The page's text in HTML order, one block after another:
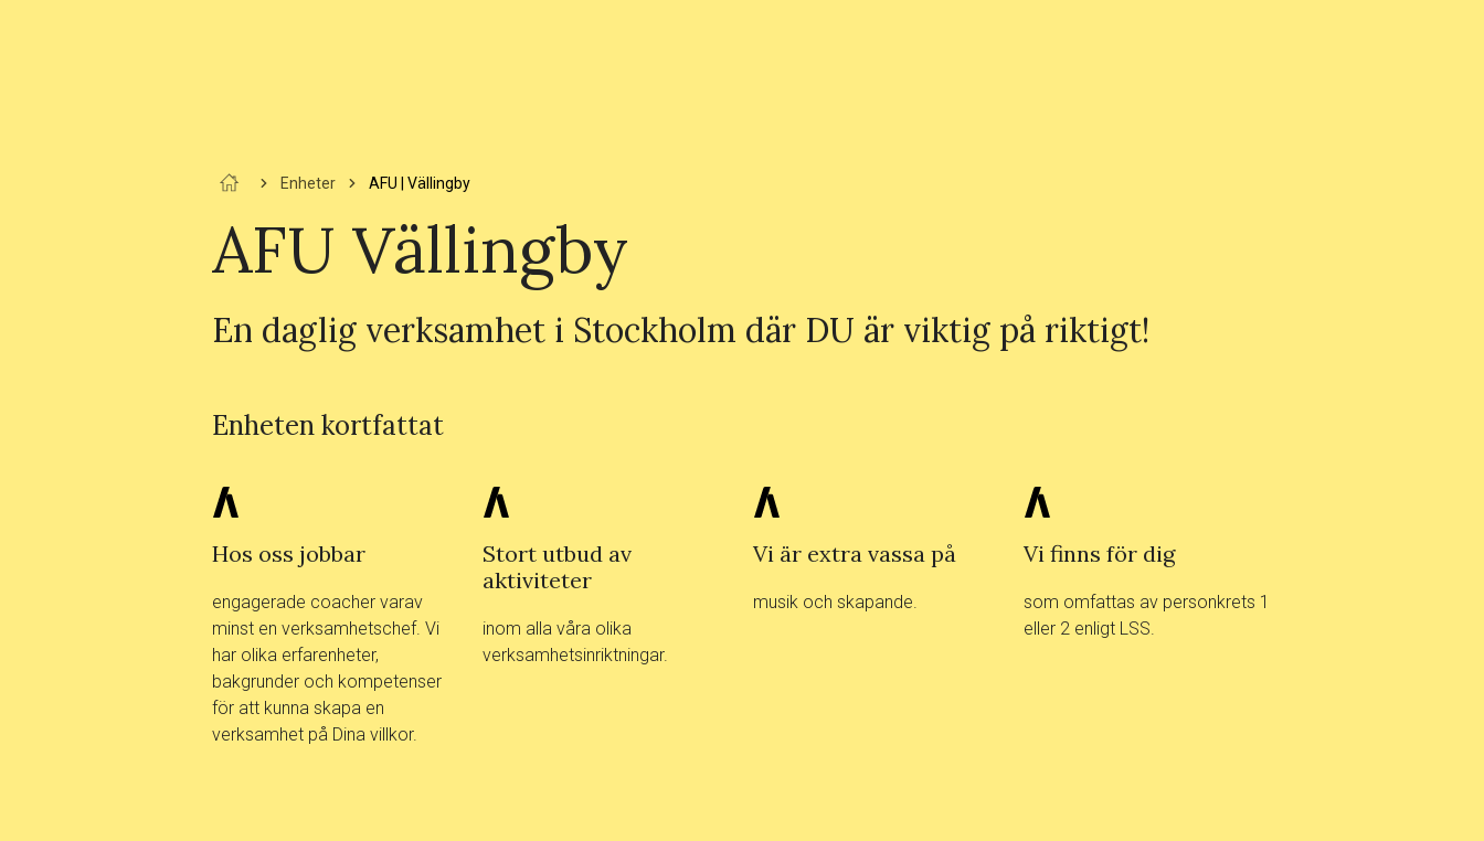
Enheter AFU | Vällingby
AFU Vällingby
En daglig verksamhet i Stockholm där DU är viktig på riktigt!
Enheten kortfattat
Hos oss jobbar
engagerade coacher varav
minst en verksamhetschef. Vi
har olika erfarenheter,
bakgrunder och kompetenser
för att kunna skapa en
verksamhet på Dina villkor.
Stort utbud av
aktiviteter
inom alla våra olika
verksamhetsinriktningar.
Vi är extra vassa på
musik och skapande.
Vi finns för dig
som omfattas av personkrets 1
eller 2 enligt LSS.